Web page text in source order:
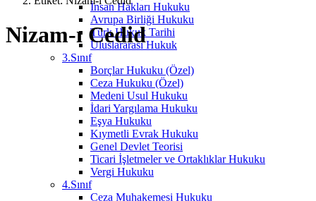
İnsan Hakları Hukuku
Avrupa Birliği Hukuku
Türk Hukuk Tarihi
Uluslararası Hukuk
3.Sınıf
Borçlar Hukuku (Özel)
Ceza Hukuku (Özel)
Medeni Usul Hukuku
İdari Yargılama Hukuku
Eşya Hukuku
Kıymetli Evrak Hukuku
Genel Devlet Teorisi
Ticari İşletmeler ve Ortaklıklar Hukuku
Vergi Hukuku
4.Sınıf
Ceza Muhakemesi Hukuku
Nizam-ı Cedid